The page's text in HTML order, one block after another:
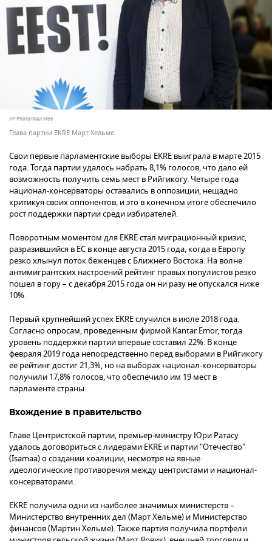
AP Photo/Raul Mee
Глава партии EKRE Март Хельме
Свои первые парламентские выборы EKRE выиграла в марте 2015
года. Тогда партии удалось набрать 8,1% голосов, что дало ей
возможность получить семь мест в Рийгикогу. Четыре года
национал-консерваторы оставались в оппозиции, нещадно
критикуя своих оппонентов, и это в конечном итоге обеспечило
рост поддержки партии среди избирателей.
Поворотным моментом для EKRE стал миграционный кризис,
разразившийся в ЕС в конце августа 2015 года, когда в Европу
резко хлынул поток беженцев с Ближнего Востока. На волне
антимигрантских настроений рейтинг правых популистов резко
пошел в гору – с декабря 2015 года он ни разу не опускался ниже
10%.
Первый крупнейший успех EKRE случился в июле 2018 года.
Согласно опросам, проведенным фирмой Kantar Emor, тогда
уровень поддержки партии впервые составил 22%. В конце
февраля 2019 года непосредственно перед выборами в Рийгикогу
ее рейтинг достиг 21,3%, но на выборах национал-консерваторы
получили 17,8% голосов, что обеспечило им 19 мест в
парламенте страны.
Вхождение в правительство
Главе Центристской партии, премьер-министру Юри Ратасу
удалось договориться с лидерами EKRE и партии "Отечество"
(Isamaa) о создании коалиции, несмотря на явные
идеологические противоречия между центристами и национал-
консерваторами.
EKRE получила одни из наиболее значимых министерств –
Министерство внутренних дел (Март Хельме) и Министерство
финансов (Мартин Хельме). Также партия получила портфели